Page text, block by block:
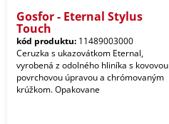
Gosfor - Eternal Stylus
Touch
kód produktu: 11489003000
Ceruzka s ukazovátkom Eternal,
vyrobená z odolného hliníka s kovovou
povrchovou úpravou a chrómovaným
krúžkom. Opakovane